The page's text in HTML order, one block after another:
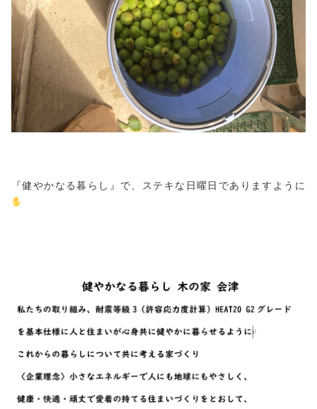
『健やかなる暮らし』で、ステキな日曜日でありますように